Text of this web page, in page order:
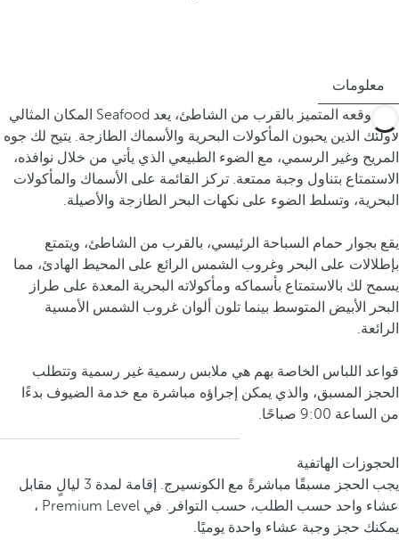
معلومات
مع موقعه المتميز بالقرب من الشاطئ، يعد Seafood المكان المثالي
لأولئك الذين يحبون المأكولات البحرية والأسماك الطازجة. يتيح لك جوه
المريح وغير الرسمي، مع الضوء الطبيعي الذي يأتي من خلال نوافذه،
الاستمتاع بتناول وجبة ممتعة. تركز القائمة على الأسماك والمأكولات
البحرية، وتسلط الضوء على نكهات البحر الطازجة والأصيلة.
يقع بجوار حمام السباحة الرئيسي، بالقرب من الشاطئ، ويتمتع
بإطلالات على البحر وغروب الشمس الرائع على المحيط الهادئ، مما
يسمح لك بالاستمتاع بأسماكه ومأكولاته البحرية المعدة على طراز
البحر الأبيض المتوسط بينما تلون ألوان غروب الشمس الأمسية
الرائعة.
قواعد اللباس الخاصة بهم هي ملابس رسمية غير رسمية وتتطلب
الحجز المسبق، والذي يمكن إجراؤه مباشرة مع خدمة الضيوف بدءًا
من الساعة 9:00 صباحًا.
الحجوزات الهاتفية
يجب الحجز مسبقًا مباشرةً مع الكونسيرج. إقامة لمدة 3 ليالٍ مقابل
عشاء واحد حسب الطلب، حسب التوافر. في Premium Level ،
يمكنك حجز وجبة عشاء واحدة يوميًا.